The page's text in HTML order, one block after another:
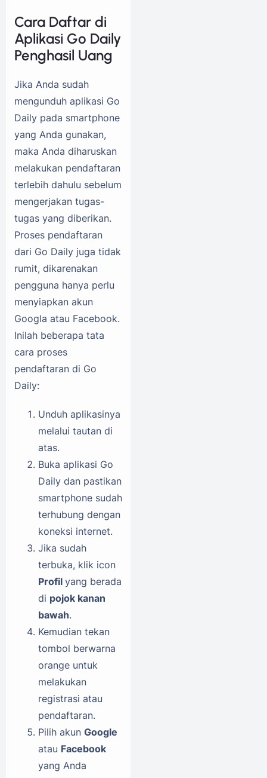
Cara Daftar di
Aplikasi Go Daily
Penghasil Uang
Jika Anda sudah
mengunduh aplikasi Go
Daily pada smartphone
yang Anda gunakan,
maka Anda diharuskan
melakukan pendaftaran
terlebih dahulu sebelum
mengerjakan tugas-
tugas yang diberikan.
Proses pendaftaran
dari Go Daily juga tidak
rumit, dikarenakan
pengguna hanya perlu
menyiapkan akun
Googla atau Facebook.
Inilah beberapa tata
cara proses
pendaftaran di Go
Daily:
Unduh aplikasinya
melalui tautan di
atas.
Buka aplikasi Go
Daily dan pastikan
smartphone sudah
terhubung dengan
koneksi internet.
Jika sudah
terbuka, klik icon
Profil yang berada
di pojok kanan
bawah.
Kemudian tekan
tombol berwarna
orange untuk
melakukan
registrasi atau
pendaftaran.
Pilih akun Google
atau Facebook
yang Anda